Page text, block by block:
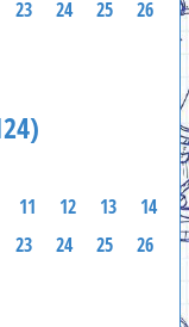
23 24 25
26
11 12 13
14
23 24 25
26